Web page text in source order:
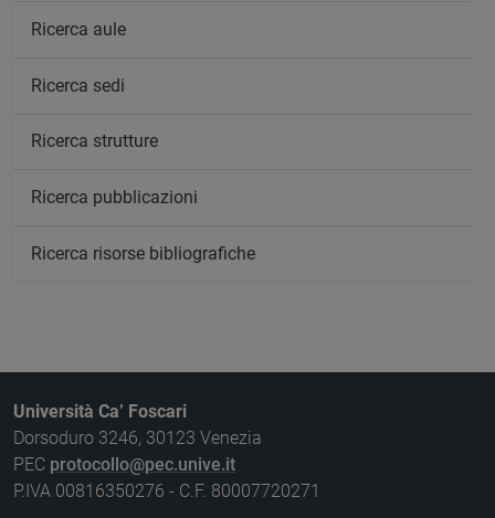
Ricerca aule
Ricerca sedi
Ricerca strutture
Ricerca pubblicazioni
Ricerca risorse bibliografiche
Università Ca’ Foscari
Dorsoduro 3246, 30123 Venezia
PEC protocollo@pec.unive.it
P.IVA 00816350276 - C.F. 80007720271